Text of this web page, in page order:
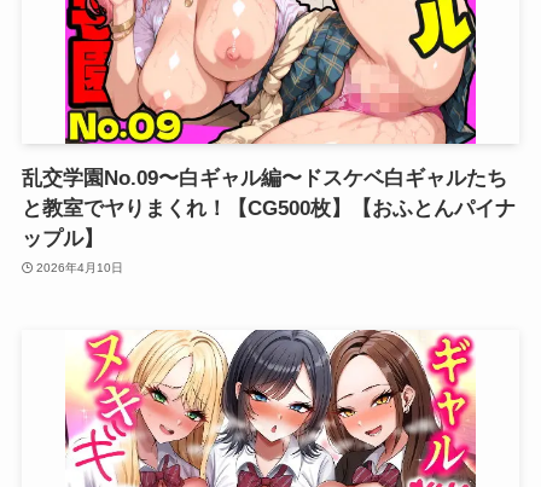
乱交学園No.09〜白ギャル編〜ドスケベ白ギャルたち
と教室でヤりまくれ！【CG500枚】【おふとんパイナ
ップル】
2026年4月10日